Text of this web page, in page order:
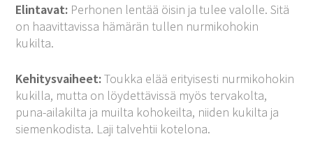
Elintavat: Perhonen lentää öisin ja tulee valolle. Sitä
on haavittavissa hämärän tullen nurmikohokin
kukilta.
Kehitysvaiheet:Toukka elää erityisesti nurmikohokin
kukilla, mutta on löydettävissä myös tervakolta,
puna-ailakilta ja muilta kohokeilta, niiden kukilta ja
siemenkodista. Laji talvehtii kotelona.